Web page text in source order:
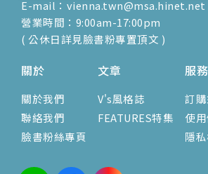
E-mail：vienna.twn@msa.hinet.net
營業時間：9:00am-17:00pm
( 公休日詳見臉書粉專置頂文 )
關於
關於我們
聯絡我們
臉書粉絲專頁
文章
V's風格誌
FEATURES特集
服務
訂
使
隱